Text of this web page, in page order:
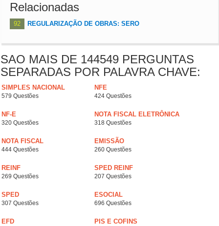
Relacionadas
92 REGULARIZAÇÃO DE OBRAS: SERO
SAO MAIS DE 144549 PERGUNTAS
SEPARADAS POR PALAVRA CHAVE:
SIMPLES NACIONAL
579 Questões
NFE
424 Questões
NF-E
320 Questões
NOTA FISCAL ELETRÔNICA
318 Questões
NOTA FISCAL
444 Questões
EMISSÃO
260 Questões
REINF
269 Questões
SPED REINF
207 Questões
SPED
307 Questões
ESOCIAL
696 Questões
EFD PIS E COFINS